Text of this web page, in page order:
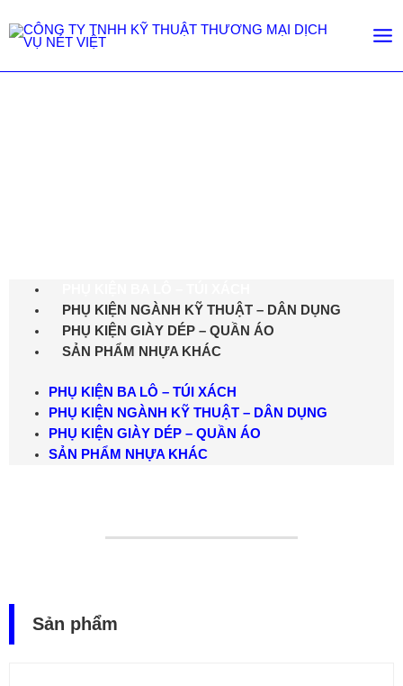
PHỤ KIỆN NGÀNH KỸ THUẬT – DÂN DỤNG
PHỤ KIỆN GIÀY DÉP – QUẦN ÁO
SẢN PHẨM NHỰA KHÁC
PHỤ KIỆN BA LÔ – TÚI XÁCH
PHỤ KIỆN NGÀNH KỸ THUẬT – DÂN DỤNG
PHỤ KIỆN GIÀY DÉP – QUẦN ÁO
SẢN PHẨM NHỰA KHÁC
Sản phẩm